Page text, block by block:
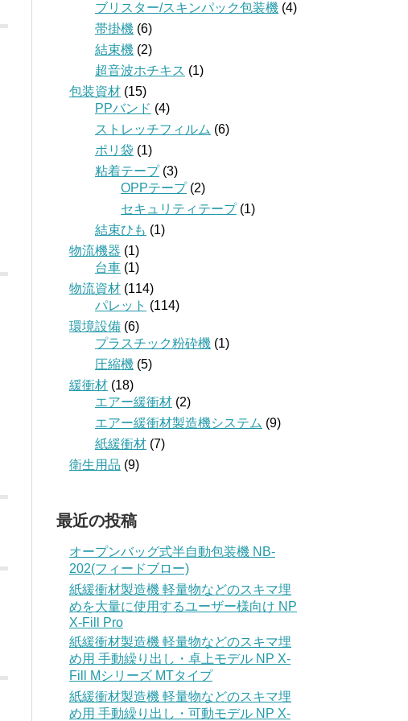
ブリスター/スキンパック包装機 (4)
帯掛機 (6)
結束機 (2)
超音波ホチキス (1)
包装資材 (15)
PPバンド (4)
ストレッチフィルム (6)
ポリ袋 (1)
粘着テープ(3)
OPPテープ(2)
セキュリティテープ(1)
結束ひも (1)
物流機器 (1)
台車 (1)
物流資材 (114)
パレット (114)
環境設備 (6)
プラスチック粉砕機 (1)
圧縮機 (5)
緩衝材 (18)
エアー緩衝材 (2)
エアー緩衝材製造機システム (9)
紙緩衝材 (7)
衛生用品 (9)
最近の投稿
オープンバッグ式半自動包装機 NB-
202(フィードブロー)
紙緩衝材製造機 軽量物などのスキマ埋
めを大量に使用するユーザー様向け NP
X-Fill Pro
紙緩衝材製造機 軽量物などのスキマ埋
め用 手動繰り出し・卓上モデル NP X-
Fill Mシリーズ MTタイプ
紙緩衝材製造機 軽量物などのスキマ埋
め用 手動繰り出し・可動モデル NP X-